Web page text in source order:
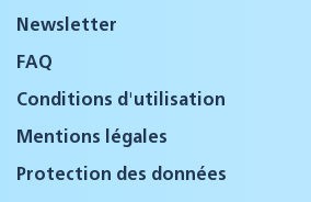
Newsletter
FAQ
Conditions d'utilisation
Mentions légales
Protection des données